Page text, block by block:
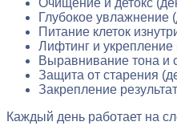
Очищение и детокс
Глубокое увлажнение
Питание клеток
Лифтинг и
Выравнивание тона и
Защита от старения
Закрепление
Каждый день работает на